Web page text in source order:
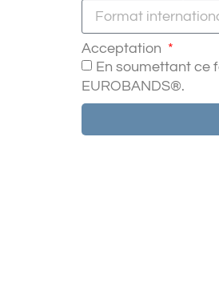
Acceptation
En soumettant ce
EUROBANDS®.